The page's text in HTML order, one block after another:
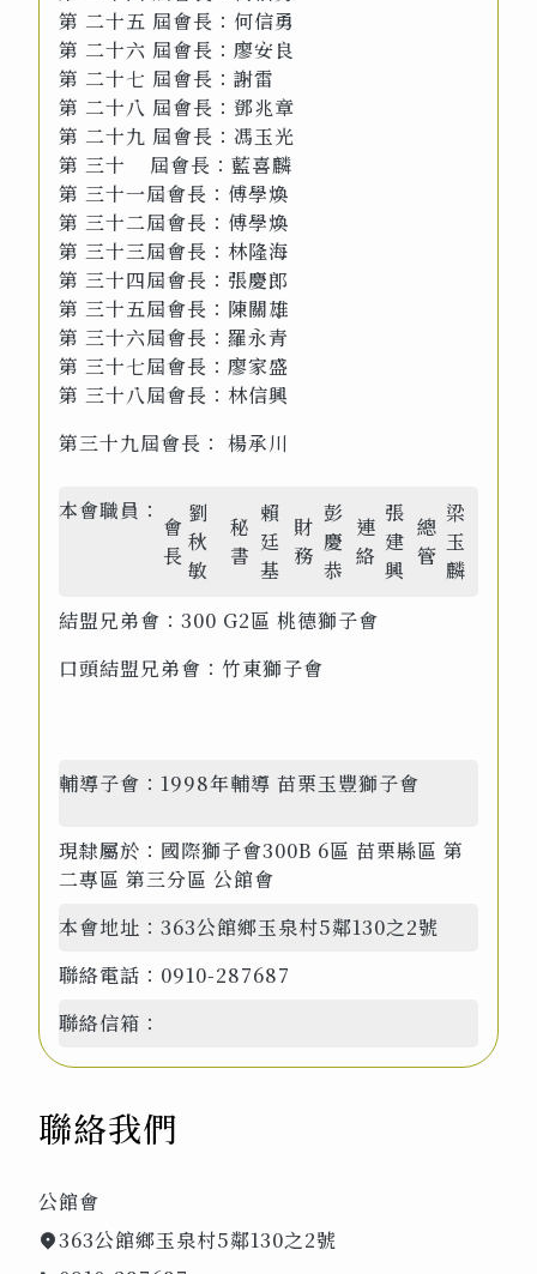
第 二十五 屆會長：何信勇
第 二十六 屆會長：廖安良
第 二十七 屆會長：謝雷
第 二十八 屆會長：鄧兆章
第 二十九 屆會長：馮玉光
第 三十 屆會長：藍喜麟
第 三十一屆會長：傅學煥
第 三十二屆會長：傅學煥
第 三十三屆會長：林隆海
第 三十四屆會長：張慶郎
第 三十五屆會長：陳關雄
第 三十六屆會長：羅永青
第 三十七屆會長：廖家盛
第 三十八屆會長：林信興
第三十九屆會長： 楊承川
本會職員：
會
長
劉
秋
敏
秘
書
賴
廷
基
財
務
彭
慶
恭
連
絡
張
建
興
總
管
梁
玉
麟
結盟兄弟會： 300 G2區 桃德獅子會
口頭結盟兄弟會：竹東獅子會
輔導子會： 1998年輔導 苗栗玉豐獅子會
現隸屬於： 國際獅子會300B 6區 苗栗縣區 第
二專區 第三分區 公館會
本會地址： 363公館鄉玉泉村5鄰130之2號
聯絡電話： 0910-287687
聯絡信箱：
聯絡我們
公館會
363公館鄉玉泉村5鄰130之2號